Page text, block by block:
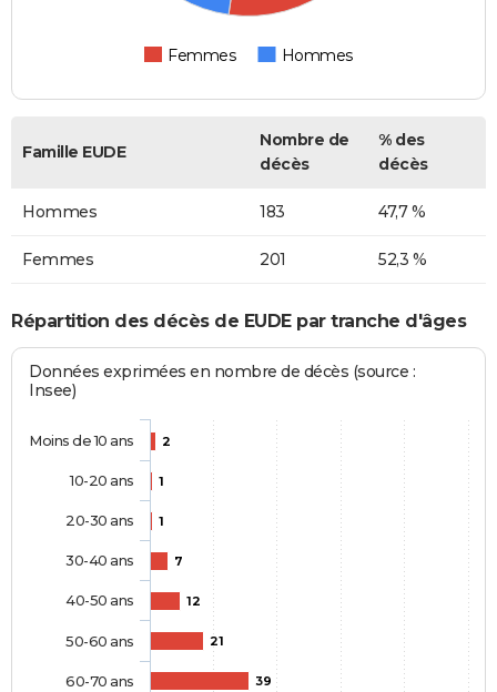
Femmes Hommes
Famille EUDE
Nombre de
décès
% des
décès
Hommes 183 47,7 %
Femmes 201 52,3 %
Répartition des décès de EUDE par tranche d'âges
Données exprimées en nombre de décès (source :
Insee)
2
1
1
7
12
21
39
Moins de 10 ans
10-20 ans
20-30 ans
30-40 ans
40-50 ans
50-60 ans
60-70 ans